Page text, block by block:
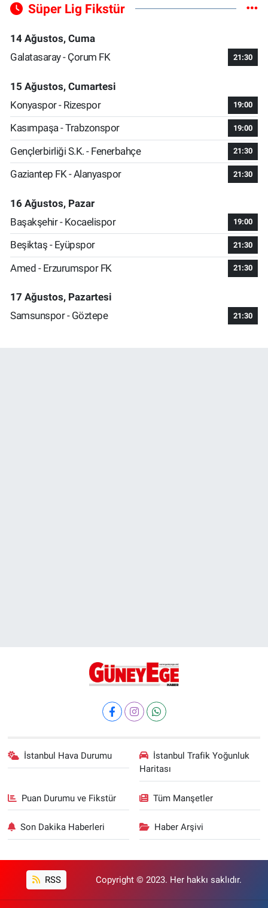
Süper Lig Fikstür
14 Ağustos, Cuma
Galatasaray - Çorum FK
21:30
15 Ağustos, Cumartesi
Konyaspor - Rizespor
19:00
Kasımpaşa - Trabzonspor 19:00
Gençlerbirliği S.K. - Fenerbahçe 21:30
Gaziantep FK - Alanyaspor 21:30
16 Ağustos, Pazar
Başakşehir - Kocaelispor
19:00
Beşiktaş - Eyüpspor 21:30
Amed - Erzurumspor FK 21:30
17 Ağustos, Pazartesi
Samsunspor - Göztepe
21:30
İstanbul Hava Durumu
İstanbul Trafik Yoğunluk
Haritası
Puan Durumu ve Fikstür Tüm Manşetler
Son Dakika Haberleri Haber Arşivi
RSS Copyright © 2023. Her hakkı saklıdır.